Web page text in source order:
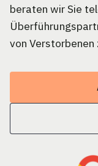
beraten wir Sie
von Verstorbenen